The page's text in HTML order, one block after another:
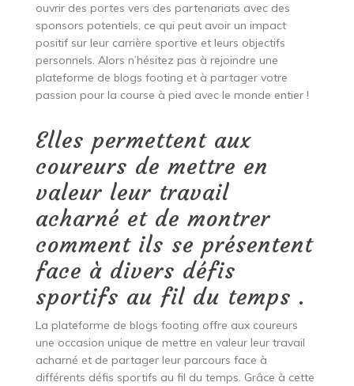
ouvrir des portes vers des partenariats avec des
sponsors potentiels, ce qui peut avoir un impact
positif sur leur carrière sportive et leurs objectifs
personnels. Alors n’hésitez pas à rejoindre une
plateforme de blogs footing et à partager votre
passion pour la course à pied avec le monde entier !
Elles permettent aux
coureurs de mettre en
valeur leur travail
acharné et de montrer
comment ils se présentent
face à divers défis
sportifs au fil du temps .
La plateforme de blogs footing offre aux coureurs
une occasion unique de mettre en valeur leur travail
acharné et de partager leur parcours face à
différents défis sportifs au fil du temps. Grâce à cette